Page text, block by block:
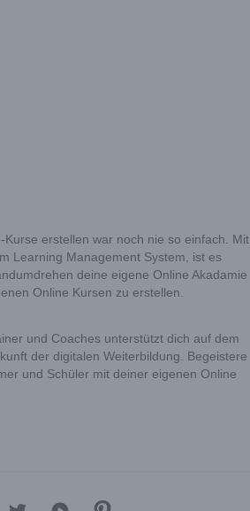
Kurse erstellen war noch nie so einfach. Mit
Learning Management System, ist es
deine eigene Online Akadamie
Online Kursen zu erstellen.
und Coaches unterstützt dich auf dem
der digitalen Weiterbildung. Begeistere
und Schüler mit deiner eigenen Online